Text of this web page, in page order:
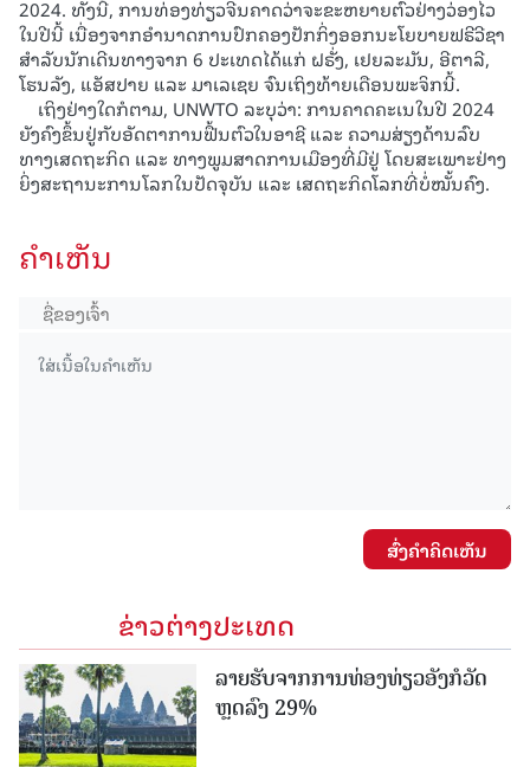
2024. ທັງນີ້, ການທ່ອງທ່ຽວຈີນຄາດວ່າຈະຂະຫຍາຍຕົວຢ່າງວ່ອງໄວ
ໃນປີນີ້ ເນື່ອງຈາກອຳນາດການປົກຄອງປັກກິ່ງອອກນະໂຍບາຍຟຣີວີຊາ
ສຳລັບນັກເດີນທາງຈາກ 6 ປະເທດໄດ້ແກ່ ຝຣັ່ງ, ເຢຍລະມັນ, ອີຕາລີ,
ໂຮນລັງ, ແອັສປາຍ ແລະ ມາເລເຊຍ ຈົນເຖິງທ້າຍເດືອນພະຈິກນີ້.
ເຖິງຢ່າງໃດກໍຕາມ, UNWTO ລະບຸວ່າ: ການຄາດຄະເນໃນປີ 2024
ຍັງຄົງຂຶ້ນຢູ່ກັບອັດຕາການຟື້ນຕົວໃນອາຊີ ແລະ ຄວາມສ່ຽງດ້ານລົບ
ທາງເສດຖະກິດ ແລະ ທາງພູມສາດການເມືອງທີ່ມີຢູ່ ໂດຍສະເພາະຢ່າງ
ຍິ່ງສະຖານະການໂລກໃນປັດຈຸບັນ ແລະ ເສດຖະກິດໂລກທີ່ບໍ່ໝັ້ນຄົງ.
ຄໍາເຫັນ
ສົ່ງຄໍາຄິດເຫັນ
ຂ່າວຕ່າງປະເທດ
ລາຍຮັບຈາກການທ່ອງທ່ຽວອັງກໍວັດ
ຫຼດລົງ 29%